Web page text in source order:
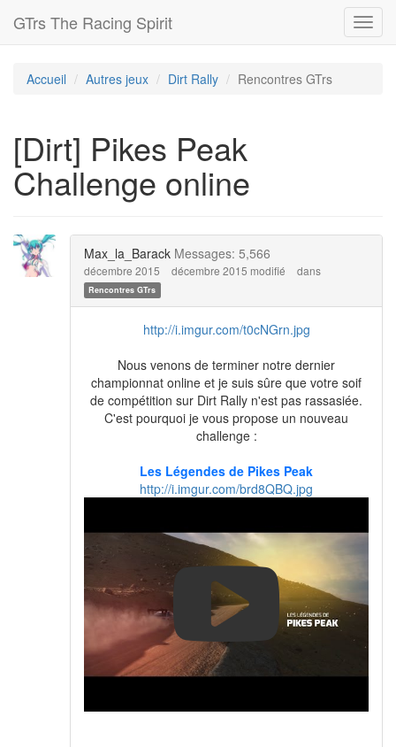
GTrs The Racing Spirit
Accueil Autres jeux Dirt Rally Rencontres GTrs
[Dirt] Pikes Peak
Challenge online
Max_la_Barack Messages: 5,566
décembre 2015 décembre 2015 modifié dans
Rencontres GTrs
http://i.imgur.com/t0cNGrn.jpg
Nous venons de terminer notre dernier
championnat online et je suis sûre que votre soif
de compétition sur Dirt Rally n'est pas rassasiée.
C'est pourquoi je vous propose un nouveau
challenge :
Les Légendes de Pikes Peak
http://i.imgur.com/brd8QBQ.jpg